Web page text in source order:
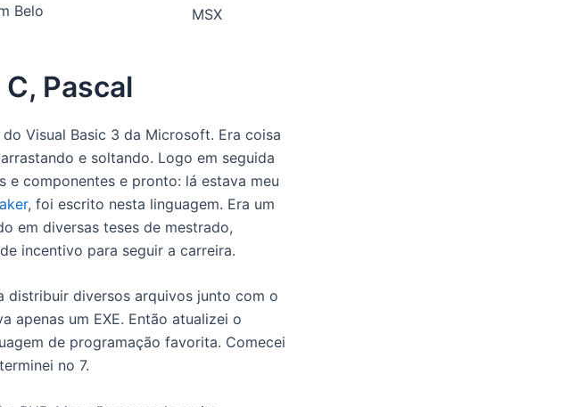
MSX
Belo
Pascal
Visual Basic 3 da Microsoft. Era coisa
e soltando. Logo em seguida
e componentes e pronto: lá estava meu
, foi escrito nesta linguagem. Era um
em diversas teses de mestrado,
incentivo para seguir a carreira.
distribuir diversos arquivos junto com o
apenas um EXE. Então atualizei o
de programação favorita. Comecei
no 7.